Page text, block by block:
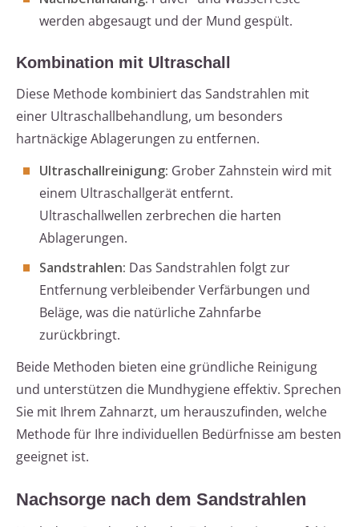
werden abgesaugt und der Mund gespült.
Kombination mit Ultraschall
Diese Methode kombiniert das Sandstrahlen mit
einer Ultraschallbehandlung, um besonders
hartnäckige Ablagerungen zu entfernen.
Ultraschallreinigung: Grober Zahnstein wird mit
einem Ultraschallgerät entfernt.
Ultraschallwellen zerbrechen die harten
Ablagerungen.
Sandstrahlen: Das Sandstrahlen folgt zur
Entfernung verbleibender Verfärbungen und
Beläge, was die natürliche Zahnfarbe
zurückbringt.
Beide Methoden bieten eine gründliche Reinigung
und unterstützen die Mundhygiene effektiv. Sprechen
Sie mit Ihrem Zahnarzt, um herauszufinden, welche
Methode für Ihre individuellen Bedürfnisse am besten
geeignet ist.
Nachsorge nach dem Sandstrahlen